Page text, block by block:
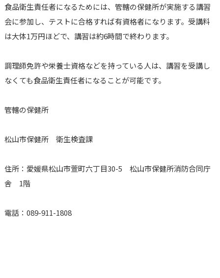
食品衛生責任者になるためには、管轄の保健所が実施する講習
会に参加し、テストに合格すれば有資格者になります。受講料
は大体1万円ほどで、講習は約6時間で終わります。
調理師免許や栄養士資格などを持っている人は、講習を受講し
なくても食品衛生責任者になることが可能です。
管轄の保健所
松山市保健所 衛生検査課
住所：愛媛県松山市萱町六丁目30-5 松山市保健所消防合同庁
舎 1階
電話：089-911-1808